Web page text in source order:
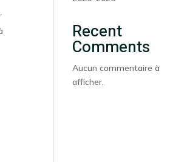
Recent
Comments
Aucun commentaire à
afficher.